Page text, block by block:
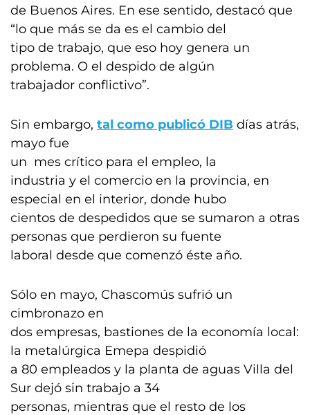
de Buenos Aires. En ese sentido, destacó que
“lo que más se da es el cambio del
tipo de trabajo, que eso hoy genera un
problema. O el despido de algún
trabajador conflictivo”.
Sin embargo, tal como publicó DIB días atrás,
mayo fue
un mes crítico para el empleo, la
industria y el comercio en la provincia, en
especial en el interior, donde hubo
cientos de despedidos que se sumaron a otras
personas que perdieron su fuente
laboral desde que comenzó éste año.
Sólo en mayo, Chascomús sufrió un
cimbronazo en
dos empresas, bastiones de la economía local:
la metalúrgica Emepa despidió
a 80 empleados y la planta de aguas Villa del
Sur dejó sin trabajo a 34
personas, mientras que el resto de los